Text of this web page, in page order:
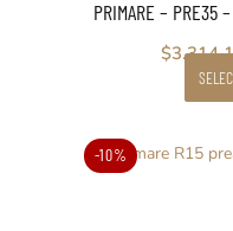
PRIMARE – PRE35
$
-10%